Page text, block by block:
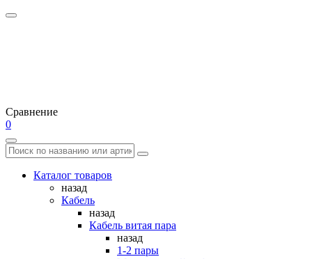
Сравнение
0
Каталог товаров
назад
Кабель
назад
Кабель витая пара
назад
1-2 пары